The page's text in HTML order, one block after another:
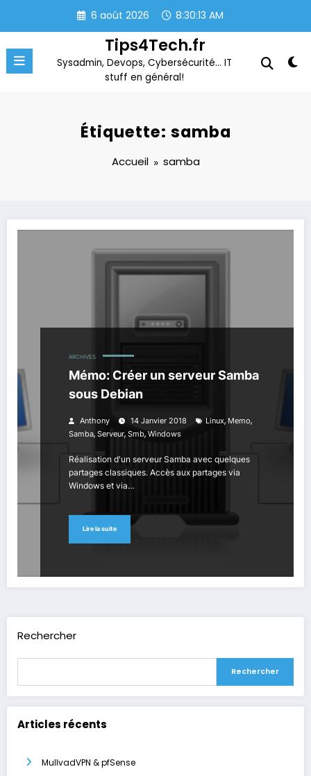
contenu
6 août 2026 8:30:13 AM
Tips4Tech.fr
Sysadmin, Devops, Cybersécurité… IT
stuff en général!
Étiquette: samba
Accueil samba
ARCHIVES
Mémo: Créer un serveur Samba
sous Debian
Anthony 14 Janvier 2018 Linux, Memo,
Samba, Serveur, Smb,Windows
Réalisation d'un serveur Samba avec quelques
partages classiques. Accès aux partages via
Windows et via…
Lire la suite
Rechercher
Rechercher
Articles récents
MullvadVPN & pfSense